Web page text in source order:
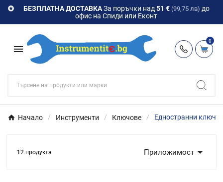
 БЕЗПЛАТНА ДОСТАВКАЗа поръчки над 51 € (99,75 лв) до
офис на Спиди или Еконт

0
Начало Инструменти Ключове Едностранни
12 продукта Приложимост 